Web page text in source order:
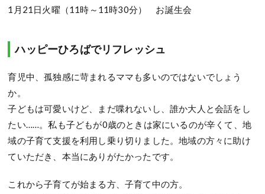
1月21日火曜（11時～11時30分） お誕生会
ハッピーひろばでリフレッシュ
育児中、孤独感に苛まれるママも多いのではないでしょう
か。
子どもは可愛いけど、まだ喋れないし、誰か大人と会話をし
たい……。私も子どもが0歳のときは家にいるのが辛くて、地
域の子育て支援を利用し乗り切りました。地域の方々に助け
ていただき、本当にありがたかったです。
これから子育てが始まる方、子育て中の方。